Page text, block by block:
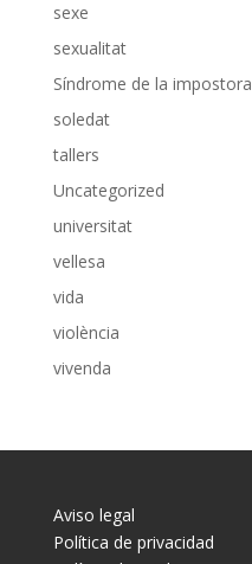
sexe
sexualitat
Síndrome de la impostora
soledat
tallers
Uncategorized
universitat
vellesa
vida
violència
vivenda
Aviso legal
Política de privacidad